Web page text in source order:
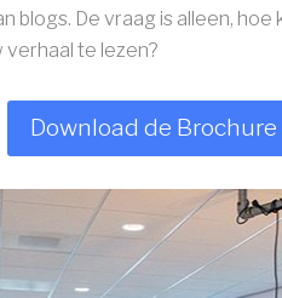
blogs. De vraag is alleen,
verhaal te lezen?
Download de Brochure